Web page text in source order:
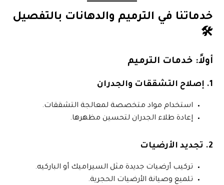
خدماتنا في الترميم والدهانات بالتفصيل
🛠️
أولاً: خدمات الترميم
1. إصلاح التشققات والجدران
استخدام مواد متخصصة لمعالجة التشققات.
إعادة طلاء الجدران لتحسين مظهرها.
2. تجديد الأرضيات
تركيب أرضيات جديدة مثل السيراميك أو الباركيه.
تلميع وصيانة الأرضيات الحجرية.